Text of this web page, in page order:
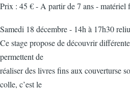
Prix : 45 € - A partir de 7 ans - matériel
Samedi 18 décembre - 14h à 17h30
Ce stage propose de découvrir
permettent de
réaliser des livres fins aux couverturse
colle, c’est le